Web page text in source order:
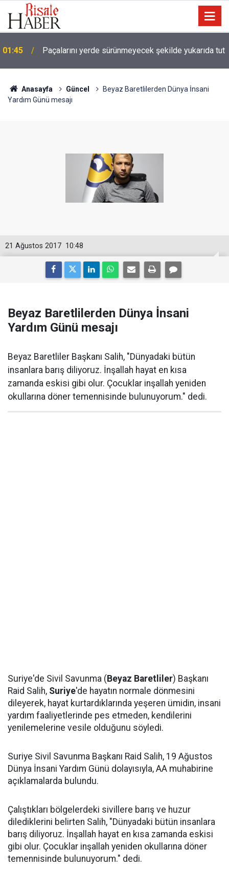
01:45 Paçalarını yerde sürünmeyecek şekilde yukarıda tut
Anasayfa Güncel
Beyaz Baretlilerden Dünya İnsani
Yardım Günü mesajı
10:48
21 Ağustos 2017
Beyaz Baretlilerden Dünya İnsani
Yardım Günü mesajı
Beyaz Baretliler Başkanı Salih, "Dünyadaki bütün
insanlara barış diliyoruz. İnşallah hayat en kısa
zamanda eskisi gibi olur. Çocuklar inşallah yeniden
okullarına döner temennisinde bulunuyorum." dedi.
Suriye'de Sivil Savunma ( Beyaz Baretliler) Başkanı
Raid Salih, Suriye'de hayatın normale dönmesini
dileyerek, hayat kurtardıklarında yeşeren ümidin, insani
yardım faaliyetlerinde pes etmeden, kendilerini
yenilemelerine vesile olduğunu söyledi.
Suriye Sivil Savunma Başkanı Raid Salih, 19 Ağustos
Dünya İnsani Yardım Günü dolayısıyla, AA muhabirine
açıklamalarda bulundu.
Çalıştıkları bölgelerdeki sivillere barış ve huzur
dilediklerini belirten Salih, "Dünyadaki bütün insanlara
barış diliyoruz. İnşallah hayat en kısa zamanda eskisi
gibi olur. Çocuklar inşallah yeniden okullarına döner
temennisinde bulunuyorum." dedi.